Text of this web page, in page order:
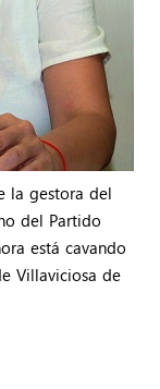
la gestora del
del Partido
está cavando
Villaviciosa de